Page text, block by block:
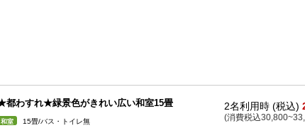
都わすれ★緑景色がきれい広い和室15畳
和室 15畳/バス・トイレ無
2名利用時 (税込)
(消費税込